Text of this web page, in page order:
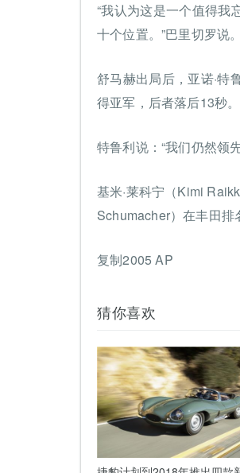
“我认为这是一个值得我
十个位置。”巴里切罗说。
舒马赫出局后，亚诺·特
得亚军，后者落后13秒。
特鲁利说：“我们仍然领
基米·莱科宁（Kimi
Schumacher）在丰田排
复制2005 AP
猜你喜欢